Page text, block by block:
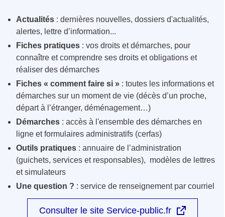
Actualités : dernières nouvelles, dossiers d'actualités,
alertes, lettre d’information...
Fiches pratiques : vos droits et démarches, pour
connaître et comprendre ses droits et obligations et
réaliser des démarches
Fiches « comment faire si » : toutes les informations et
démarches sur un moment de vie (décès d’un proche,
départ à l’étranger, déménagement…)
Démarches : accès à l'ensemble des démarches en
ligne et formulaires administratifs (cerfas)
Outils pratiques : annuaire de l’administration
(guichets, services et responsables), modèles de lettres
et simulateurs
Une question ? : service de renseignement par courriel
Consulter le site Service-public.fr